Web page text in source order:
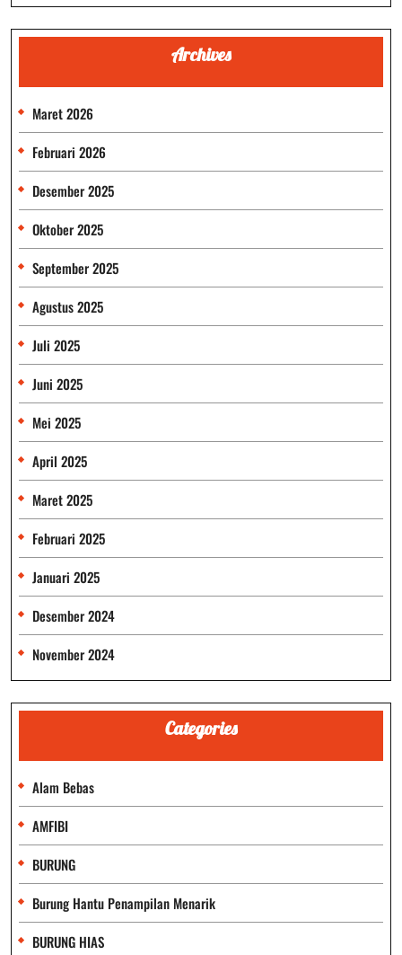
Archives
Maret 2026
Februari 2026
Desember 2025
Oktober 2025
September 2025
Agustus 2025
Juli 2025
Juni 2025
Mei 2025
April 2025
Maret 2025
Februari 2025
Januari 2025
Desember 2024
November 2024
Categories
Alam Bebas
AMFIBI
BURUNG
Burung Hantu Penampilan Menarik
BURUNG HIAS